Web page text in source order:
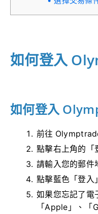
如何登入
如何登入
前往
點擊右上角的「
請輸入您的郵件
點擊藍色「登入
如果您忘記了電
「Apple」、